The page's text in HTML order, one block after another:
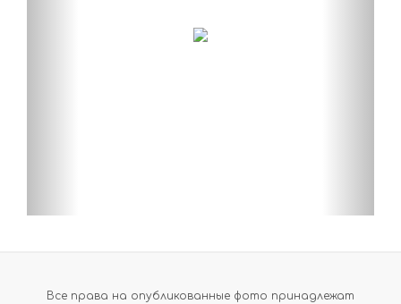
Все права на опубликованные фото принадлежат